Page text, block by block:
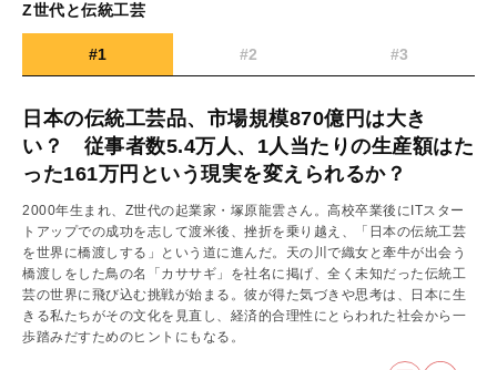
Z世代と伝統工芸
#1 #2 #3
日本の伝統工芸品、市場規模870億円は大き
い？ 従事者数5.4万人、1人当たりの生産額はた
った161万円という現実を変えられるか？
2000年生まれ、Z世代の起業家・塚原龍雲さん。高校卒業後にITスター
トアップでの成功を志して渡米後、挫折を乗り越え、「日本の伝統工芸
を世界に橋渡しする」という道に進んだ。天の川で織女と牽牛が出会う
橋渡しをした鳥の名「カササギ」を社名に掲げ、全く未知だった伝統工
芸の世界に飛び込む挑戦が始まる。彼が得た気づきや思考は、日本に生
きる私たちがその文化を見直し、経済的合理性にとらわれた社会から一
歩踏みだすためのヒントにもなる。